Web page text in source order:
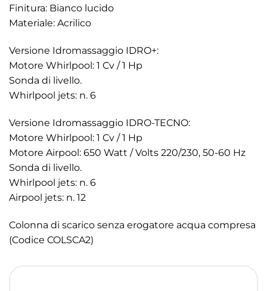
Finitura: Bianco lucido
Materiale: Acrilico
Versione Idromassaggio IDRO+:
Motore Whirlpool: 1 Cv / 1 Hp
Sonda di livello.
Whirlpool jets: n. 6
Versione Idromassaggio IDRO-TECNO:
Motore Whirlpool: 1 Cv / 1 Hp
Motore Airpool: 650 Watt / Volts 220/230, 50-60 Hz
Sonda di livello.
Whirlpool jets: n. 6
Airpool jets: n. 12
Colonna di scarico senza erogatore acqua compresa
(Codice COLSCA2)